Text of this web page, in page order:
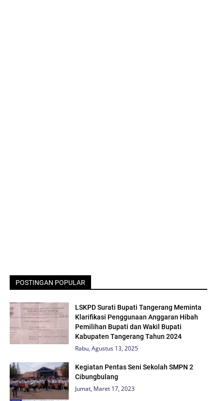
POSTINGAN POPULAR
LSKPD Surati Bupati Tangerang Meminta
Klarifikasi Penggunaan Anggaran Hibah
Pemilihan Bupati dan Wakil Bupati
Kabupaten Tangerang Tahun 2024
Rabu, Agustus 13, 2025
Kegiatan Pentas Seni Sekolah SMPN 2
Cibungbulang
Jumat, Maret 17, 2023